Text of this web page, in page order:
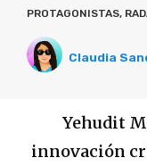
PROTAGONISTAS,
Claudia
Yehudit
innovación